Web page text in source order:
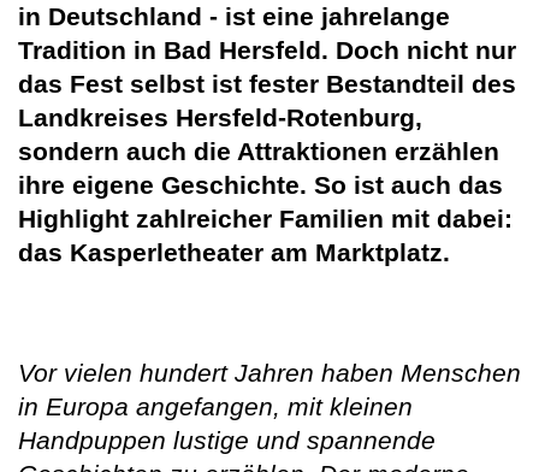
in Deutschland - ist eine jahrelange
Tradition in Bad Hersfeld. Doch nicht nur
das Fest selbst ist fester Bestandteil des
Landkreises Hersfeld-Rotenburg,
sondern auch die Attraktionen erzählen
ihre eigene Geschichte. So ist auch das
Highlight zahlreicher Familien mit dabei:
das Kasperletheater am Marktplatz.
Vor vielen hundert Jahren haben Menschen
in Europa angefangen, mit kleinen
Handpuppen lustige und spannende